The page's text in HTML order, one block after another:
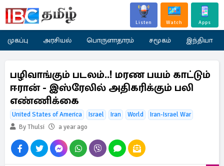
Listen Watch Apps
முகப்பு அரசியல் பொருளாதாரம் சமூகம் இந்தியா
பழிவாங்கும் படலம்..! மரண பயம் காட்டும்
ஈரான் - இஸ்ரேலில் அதிகரிக்கும் பலி
எண்ணிக்கை
United States of America Israel Iran World
Iran-Israel War
By Thulsi
a year ago